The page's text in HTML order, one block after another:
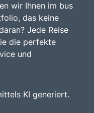
wir Ihnen im bus
das keine
Jede Reise
die perfekte
und
KI generiert.